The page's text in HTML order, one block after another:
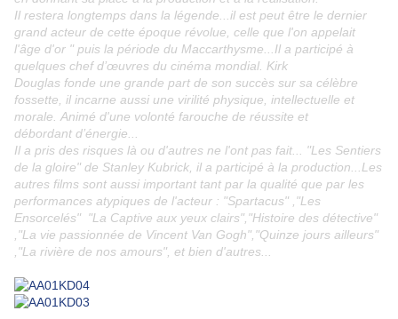
Il restera longtemps dans la légende...il est peut être le dernier
grand acteur de cette époque révolue, celle que l'on appelait
l'âge d'or " puis la période du Maccarthysme...Il a participé à
quelques chef d’œuvres du cinéma mondial. Kirk
Douglas fonde une grande part de son succès sur sa célèbre
fossette, il incarne aussi une virilité physique, intellectuelle et
morale. Animé d'une volonté farouche de réussite et
débordant d’énergie...
Il a pris des risques là ou d'autres ne l'ont pas fait... "Les Sentiers
de la gloire" de Stanley Kubrick, il a participé à la production...Les
autres films sont aussi important tant par la qualité que par les
performances atypiques de l'acteur : "Spartacus" ,"Les
Ensorcelés" "La Captive aux yeux clairs","Histoire des détective"
,"La vie passionnée de Vincent Van Gogh","Quinze jours ailleurs"
,"La rivière de nos amours", et bien d'autres...